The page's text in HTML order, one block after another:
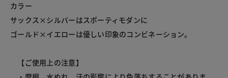
カラー
サックス×シルバーはスポーティモダンに
ゴールド×イエローは優しい印象のコンビネーション。
【ご使用上の注意】